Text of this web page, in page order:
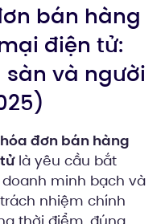
bán hàng
điện tử:
và người
hóa đơn bán hàng
là yêu cầu bắt
minh bạch và
nhiệm chính